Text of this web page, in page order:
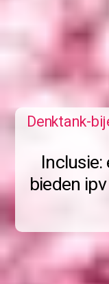
Denktank-
bieden